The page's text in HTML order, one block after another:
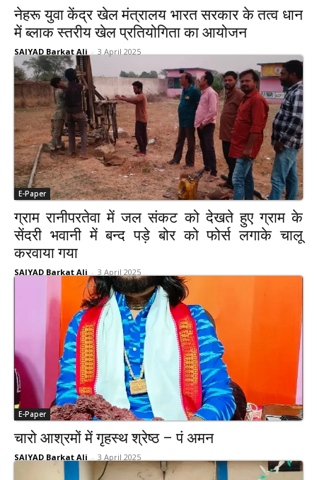
नेहरू युवा केंद्र खेल मंत्रालय भारत सरकार के तत्व धान
में ब्लाक स्तरीय खेल प्रतियोगिता का आयोजन
SAIYAD Barkat Ali - 3 April 2025
E-Paper
ग्राम रानीपरतेवा में जल संकट को देखते हुए ग्राम के
सेंदरी भवानी में बन्द पड़े बोर को फोर्स लगाके चालू
करवाया गया
SAIYAD Barkat Ali - 3 April 2025
E-Paper
चारो आश्रमों में गृहस्थ श्रेष्ठ – पं अमन
SAIYAD Barkat Ali - 3 April 2025